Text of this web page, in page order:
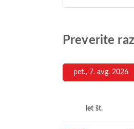
Preverite
pet., 7. avg. 2026
let št.